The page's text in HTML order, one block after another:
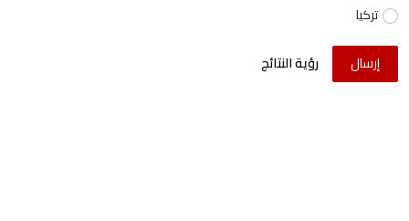
تركيا
إرسال رؤية النتائج